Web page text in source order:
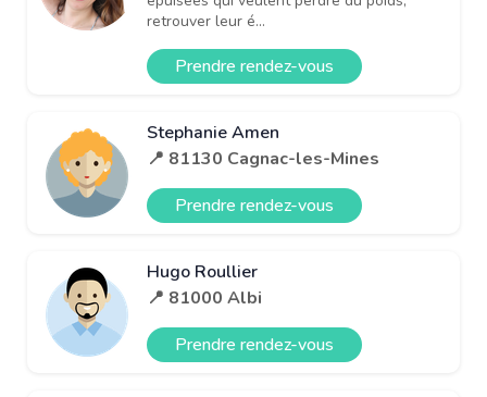
retrouver leur é...
Prendre rendez-vous
Stephanie Amen
📍 81130 Cagnac-les-Mines
Prendre rendez-vous
Hugo Roullier
📍 81000 Albi
Prendre rendez-vous